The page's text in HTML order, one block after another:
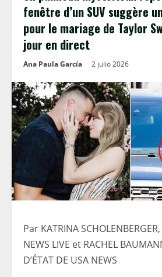
fenêtre d’un SUV suggère
pour le mariage de Taylor
jour en direct
Ana Paula García 2 julio 2026
Par KATRINA
NEWS LIVE et RACHEL
D’ÉTAT DE USA NEWS